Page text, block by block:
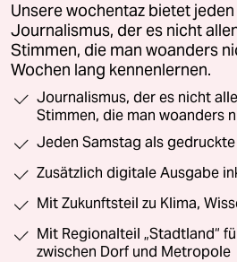
Unsere wochentaz bietet
Journalismus, der es nicht
Stimmen, die man woanders
Wochen lang kennenlernen.
Journalismus, der es nicht
Stimmen, die man woanders
Jeden Samstag als
Zusätzlich digitale Ausgabe
Mit Zukunftsteil zu Klima,
Mit Regionalteil „Stadtland“
zwischen Dorf und Metropole